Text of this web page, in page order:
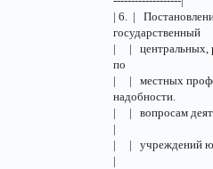
| 6. |
| | центральных,
| | местных
| | вопросам
| | учреждений